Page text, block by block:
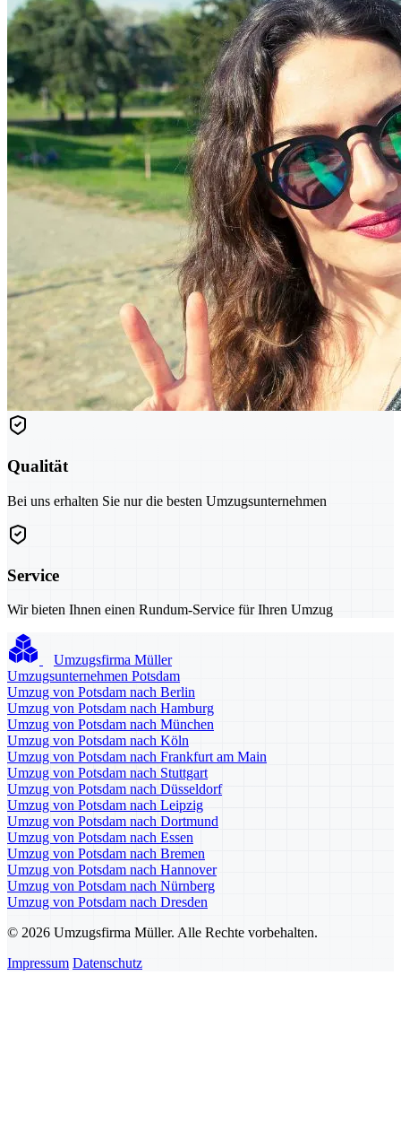
Qualität
Bei uns erhalten Sie nur die besten Umzugsunternehmen
Service
Wir bieten Ihnen einen Rundum-Service für Ihren Umzug
Umzugsfirma Müller
Umzugsunternehmen Potsdam
Umzug von Potsdam nach Berlin
Umzug von Potsdam nach Hamburg
Umzug von Potsdam nach München
Umzug von Potsdam nach Köln
Umzug von Potsdam nach Frankfurt am Main
Umzug von Potsdam nach Stuttgart
Umzug von Potsdam nach Düsseldorf
Umzug von Potsdam nach Leipzig
Umzug von Potsdam nach Dortmund
Umzug von Potsdam nach Essen
Umzug von Potsdam nach Bremen
Umzug von Potsdam nach Hannover
Umzug von Potsdam nach Nürnberg
Umzug von Potsdam nach Dresden
© 2026 Umzugsfirma Müller. Alle Rechte vorbehalten.
Impressum Datenschutz